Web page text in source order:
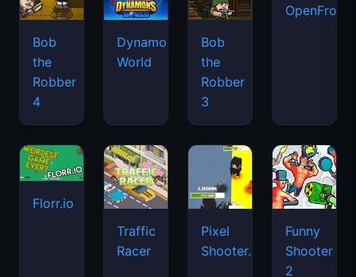
Bob
the
Robber
4
Dynamons
World
Bob
the
Robber
3
Florr.io
Traffic
Racer
Pixel
Shooter.IO
Funny
Shooter
2